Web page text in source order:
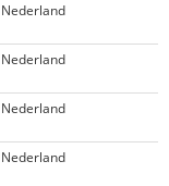
Nederland
Nederland
Nederland
Nederland